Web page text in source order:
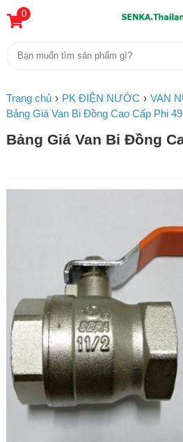
0
Trang chủ PK ĐIỆN NƯỚC
VAN
Bảng Giá Van Bi Đồng Cao Cấp Phi 49
Bảng Giá Van Bi Đồng